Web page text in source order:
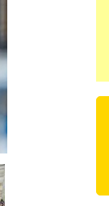
© EPA-EFE/